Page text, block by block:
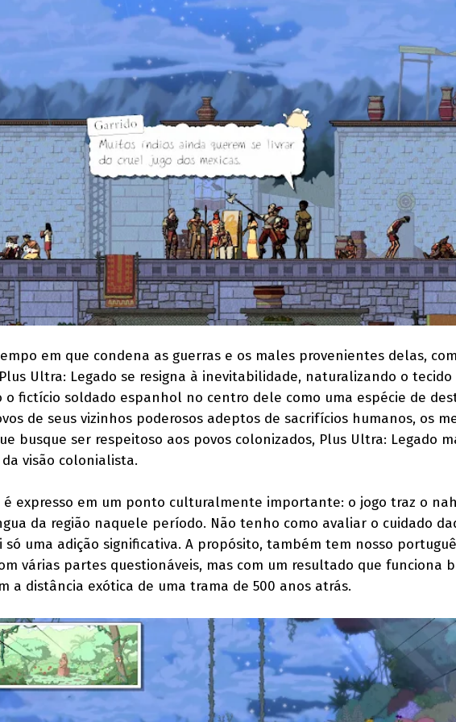
em que condena as guerras e os males provenientes delas,
Ultra: Legado se resigna à inevitabilidade, naturalizando o
o fictício soldado espanhol no centro dele como uma espécie de
de seus vizinhos poderosos adeptos de sacrifícios humanos, os
busque ser respeitoso aos povos colonizados, Plus Ultra: Legado
visão colonialista.
é expresso em um ponto culturalmente importante: o jogo traz o
da região naquele período. Não tenho como avaliar o cuidado
só uma adição significativa. A propósito, também tem nosso
várias partes questionáveis, mas com um resultado que funciona
a distância exótica de uma trama de 500 anos atrás.